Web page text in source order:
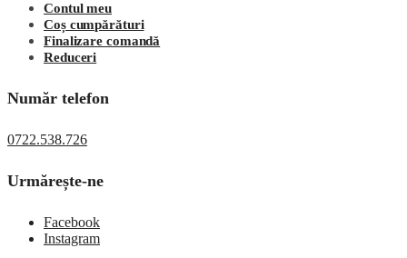
Contul meu
Coș cumpărături
Finalizare comandă
Reduceri
Număr telefon
0722.538.726
Urmărește-ne
Facebook
Instagram